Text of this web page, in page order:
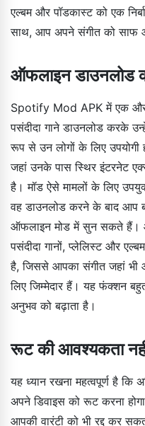
एल्बम और पॉडकास्ट को एक
साथ, आप अपने संगीत को साफ
ऑफलाइन डाउनलोड
Spotify Mod APK में एक
पसंदीदा गाने डाउनलोड करके
रूप से उन लोगों के लिए उपयोगी
जहां उनके पास स्थिर इंटरनेट
है। मॉड ऐसे मामलों के लिए
वह डाउनलोड करने के बाद आप
ऑफलाइन मोड में सुन सकते हैं।
पसंदीदा गानों, प्लेलिस्ट और
है, जिससे आपका संगीत जहां भी
लिए जिम्मेदार हैं। यह फंक्शन
अनुभव को बढ़ाता है।
रूट की आवश्यकता
यह ध्यान रखना महत्वपूर्ण है
अपने डिवाइस को रूट करना
आपकी वारंटी को भी रद्द कर